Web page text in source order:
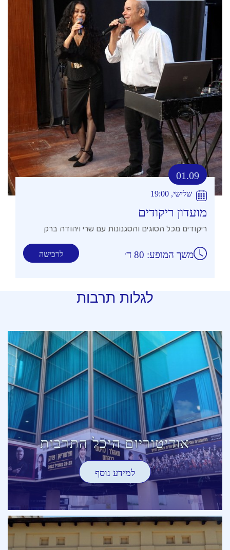
01.09
שלישי, 19:00
מועדון ריקודים
ריקודים מכל הסוגים והסגנונות עם שרי ויהודה ברק
לרכישה משך המופע: 80 ד׳
לגלות תרבות
אודיטוריום היכל התרבות
למידע נוסף